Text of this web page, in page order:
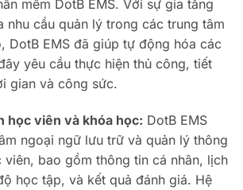
mềm DotB EMS. Với sự gia tăng
nhu cầu quản lý trong các trung tâm
DotB EMS đã giúp tự động hóa các
yêu cầu thực hiện thủ công, tiết
gian và công sức.
học viên và khóa học: DotB EMS
ngoại ngữ lưu trữ và quản lý thông
bao gồm thông tin cá nhân, lịch
học tập, và kết quả đánh giá. Hệ